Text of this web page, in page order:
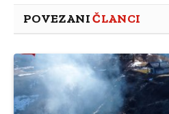
POVEZANIČLANCI